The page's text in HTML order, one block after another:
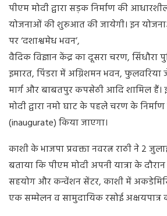
पीएम मोदी द्वारा सड़क निर्माण की
योजनाओं की शुरुआत की जायेगी। इन
पर ‘दशाश्वमेध भवन’,
वैदिक विज्ञान केंद्र का दूसरा चरण,
इमारत, पिंडरा में अग्निशमन भवन,
मार्ग और बाबतपुर कपसेठी आदि शामिल हैं।
मोदी द्वारा नमो घाट के पहले चरण के
(inaugurate) किया जाएगा।
काशी के भाजपा प्रवक्ता नवरत्न राठी ने 2
बताया कि पीएम मोदी अपनी यात्रा के दौरान
सहयोग और कन्वेंशन सेंटर, काशी में
एक सम्मेलन व सामुदायिक रसोई अक्षयपात्र